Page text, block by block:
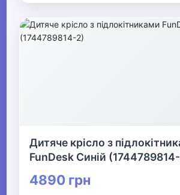
Дитяче крісло з
FunDesk Синій
4890 грн